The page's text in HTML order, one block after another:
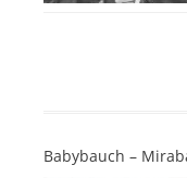
Babybauch –